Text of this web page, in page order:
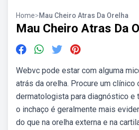
Home>Mau Cheiro Atras Da Orelha
Mau Cheiro Atras Da
Webvc pode estar com alguma
atrás da orelha. Procure um clínico
dermatologista para diagnóstico e
o inchaço é geralmente mais
do que na orelha externa e na